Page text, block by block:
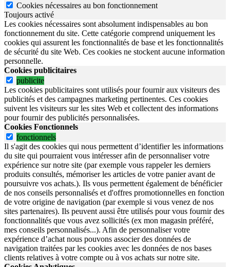
Cookies nécessaires au bon fonctionnement
Toujours activé
Les cookies nécessaires sont absolument indispensables au bon
fonctionnement du site. Cette catégorie comprend uniquement les
cookies qui assurent les fonctionnalités de base et les fonctionnalités
de sécurité du site Web. Ces cookies ne stockent aucune information
personnelle.
Cookies publicitaires
publicite
Les cookies publicitaires sont utilisés pour fournir aux visiteurs des
publicités et des campagnes marketing pertinentes. Ces cookies
suivent les visiteurs sur les sites Web et collectent des informations
pour fournir des publicités personnalisées.
Cookies Fonctionnels
fonctionnels
Il s'agit des cookies qui nous permettent d’identifier les informations
du site qui pourraient vous intéresser afin de personnaliser votre
expérience sur notre site (par exemple vous rappeler les derniers
produits consultés, mémoriser les articles de votre panier avant de
poursuivre vos achats.). Ils vous permettent également de bénéficier
de nos conseils personnalisés et d'offres promotionnelles en fonction
de votre origine de navigation (par exemple si vous venez de nos
sites partenaires). Ils peuvent aussi être utilisés pour vous fournir des
fonctionnalités que vous avez sollicités (ex mon magasin préféré,
mes conseils personnalisés...). Afin de personnaliser votre
expérience d’achat nous pouvons associer des données de
navigation traitées par les cookies avec les données de nos bases
clients relatives à votre compte ou à vos achats sur notre site.